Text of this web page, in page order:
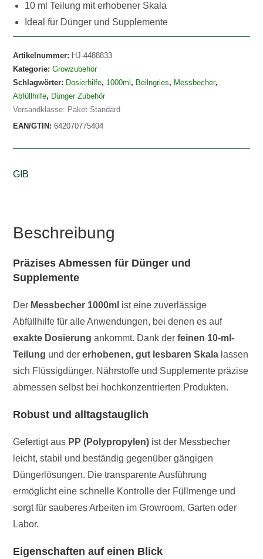
10 ml Teilung mit erhobener Skala
Ideal für Dünger und Supplemente
Artikelnummer: HJ-4488833
Kategorie:Growzubehör
Schlagwörter: Dosierhilfe, 1000ml , Beilngries, Messbecher,
Abfüllhilfe, Dünger Zubehör
Versandklasse: Paket Standard
EAN/GTIN:642070775404
GIB
Beschreibung
Präzises Abmessen für Dünger und
Supplemente
Der Messbecher 1000ml ist eine zuverlässige
Abfüllhilfe für alle Anwendungen, bei denen es auf
exakte Dosierung ankommt. Dank derfeinen 10-ml-
Teilung und dererhobenen, gut lesbaren Skala lassen
sich Flüssigdünger, Nährstoffe und Supplemente präzise
abmessen selbst bei hochkonzentrierten Produkten.
Robust und alltagstauglich
Gefertigt aus PP (Polypropylen) ist der Messbecher
leicht, stabil und beständig gegenüber gängigen
Düngerlösungen. Die transparente Ausführung
ermöglicht eine schnelle Kontrolle der Füllmenge und
sorgt für sauberes Arbeiten im Growroom, Garten oder
Labor.
Eigenschaften auf einen Blick